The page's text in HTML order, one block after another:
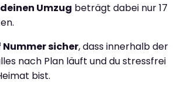
Umzug beträgt dabei nur 17
sicher, dass innerhalb der
nach Plan läuft und du stressfrei
bist.